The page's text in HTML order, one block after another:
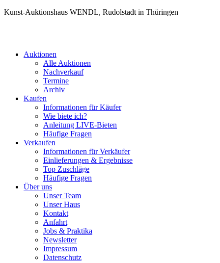
Kunst-Auktionshaus WENDL, Rudolstadt in Thüringen
Auktionen
Alle Auktionen
Nachverkauf
Termine
Archiv
Kaufen
Informationen für Käufer
Wie biete ich?
Anleitung LIVE-Bieten
Häufige Fragen
Verkaufen
Informationen für Verkäufer
Einlieferungen & Ergebnisse
Top Zuschläge
Häufige Fragen
Über uns
Unser Team
Unser Haus
Kontakt
Anfahrt
Jobs & Praktika
Newsletter
Impressum
Datenschutz